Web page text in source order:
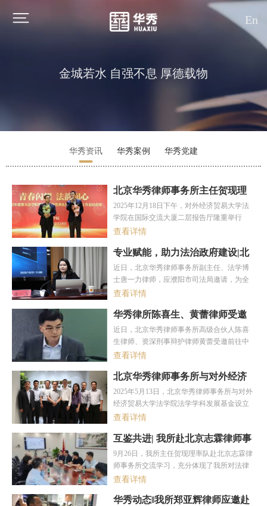
En
金城若水 自强不息 厚德载物
华秀资讯 华秀案例 华秀党建
北京​华秀律师事务所主任贺现理
出席贸大法学院2025年度奖助学
金颁奖典礼
2025-12-26
2025年12月18日下午，对外经济贸易大学法
学院在国际交流大厦二层报告厅隆重举行
2025年度奖助学金颁奖典礼暨人才培养工作
设奖单位代表应邀出席活动，并与对外经济
贸易大学法学院教授刘彤共同为华秀奖学金
获奖学生颁奖。
查看详情
专业赋能，助力法治政府建设|北
京华秀律师事务所副主任唐一力
博士应邀为濮阳市作专题授课
2025-11-12
近日，北京华秀律师事务所副主任、法学博
士唐一力律师，应濮阳市司法局邀请，为全
市法治工作骨干进行了主题为《规范性文件
务》的专题授课。
查看详情
华秀律所陈喜生、黄蕾律师受邀
赴中央民族大学 解码刑事有效辩
护的实践之道
2025-11-03
近日，北京华秀律师事务所高级合伙人陈喜
生律师、资深刑事辩护律师黄蕾受邀前往中
央民族大学法学院，以 “刑事有效辩护的路径
建实务与理论的沟通桥梁，助力法学专业学
生深化对刑事辩护领域的认知，中央民族大
学法学院师生到场参与交流学习。
查看详情
北京华秀律师事务所与对外经济
贸易大学法学院共建法学学科发
展基金 深化法律人才培养合作
2025-05-16
2025年5月13日，北京华秀律师事务所与对外
经济贸易大学法学院法学学科发展基金设立
仪式在本所隆重举行。此次合作标志着双方
战略新篇章，彰显本所践行社会责任、助力
法治人才梯队建设的长期承诺。
查看详情
互鉴共进| 我所赴北京志霖律师事
务所交流学习
2024-09-27
9月26日，我所主任贺现理率队赴北京志霖律
师事务所交流学习，充分体现了我所对法律
专业知识的重视及对业界先进经验的积极借
查看详情
华秀动态‖我所郑亚辉律师应邀赴